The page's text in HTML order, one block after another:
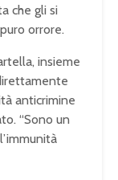
che gli si
orrore.
insieme
anticrimine
“Sono un